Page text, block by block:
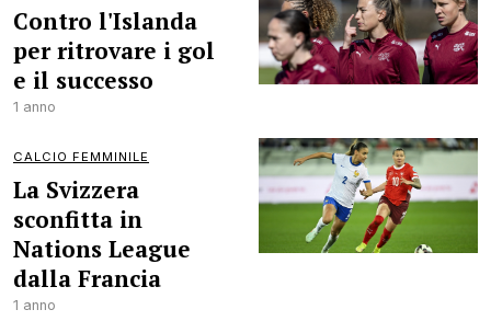
Contro l'Islanda
per ritrovare i gol
e il successo
1 anno
CALCIO FEMMINILE
La Svizzera
sconfitta in
Nations League
dalla Francia
1 anno